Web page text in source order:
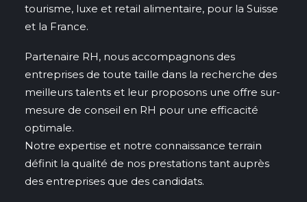
tourisme, luxe et retail alimentaire, pour la Suisse
et la France.
Partenaire RH, nous accompagnons des
entreprises de toute taille dans la recherche des
meilleurs talents et leur proposons une offre sur-
mesure de conseil en RH pour une efficacité
optimale.
Notre expertise et notre connaissance terrain
définit la qualité de nos prestations tant auprès
des entreprises que des candidats.